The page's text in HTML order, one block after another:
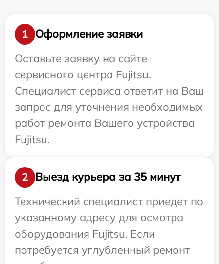
1
Оформление заявки
Оставьте заявку на сайте
сервисного центра Fujitsu.
Специалист сервиса ответит на Ваш
запрос для уточнения необходимых
работ ремонта Вашего устройства
Fujitsu.
2
Выезд курьера за 35 минут
Технический специалист приедет по
указанному адресу для осмотра
оборудования Fujitsu. Если
потребуется углубленный ремонт